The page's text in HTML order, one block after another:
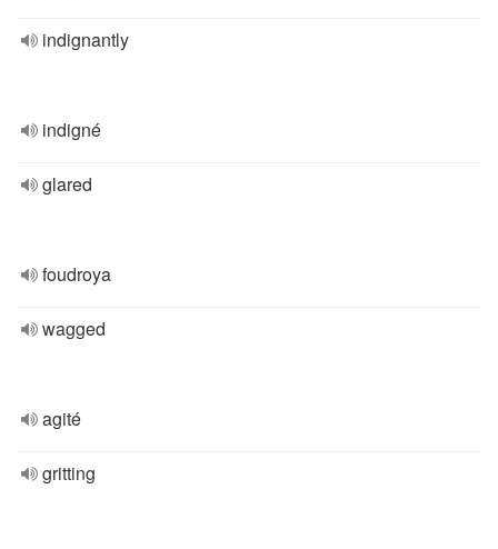
indignantly
indigné
glared
foudroya
wagged
agité
gritting